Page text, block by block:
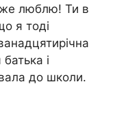
люблю! Ти в
я тоді
і
до школи.